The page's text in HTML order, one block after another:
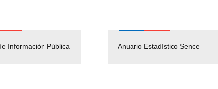
Información Pública Anuario Estadístico Sence
Empleos Públicos
Solicitud Audiencias y